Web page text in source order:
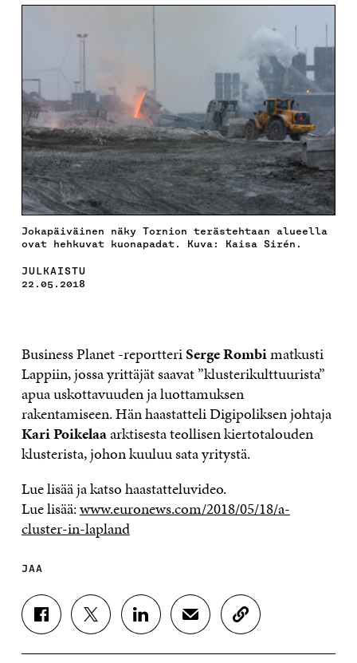
Jokapäiväinen näky Tornion terästehtaan alueella
ovat hehkuvat kuonapadat. Kuva: Kaisa Sirén.
JULKAISTU
22.05.2018
Business Planet -reportteriSerge Rombimatkusti
Lappiin, jossa yrittäjät saavat ”klusterikulttuurista”
apua uskottavuuden ja luottamuksen
rakentamiseen. Hän haastatteli Digipoliksen johtaja
Kari Poikelaaarktisesta teollisen kiertotalouden
klusterista, johon kuuluu sata yritystä.
Lue lisää ja katso haastatteluvideo.
Lue lisää:www.euronews.com/2018/05/18/a-
cluster-in-lapland
JAA
J
A
J
A
J
A
J
A
K
O